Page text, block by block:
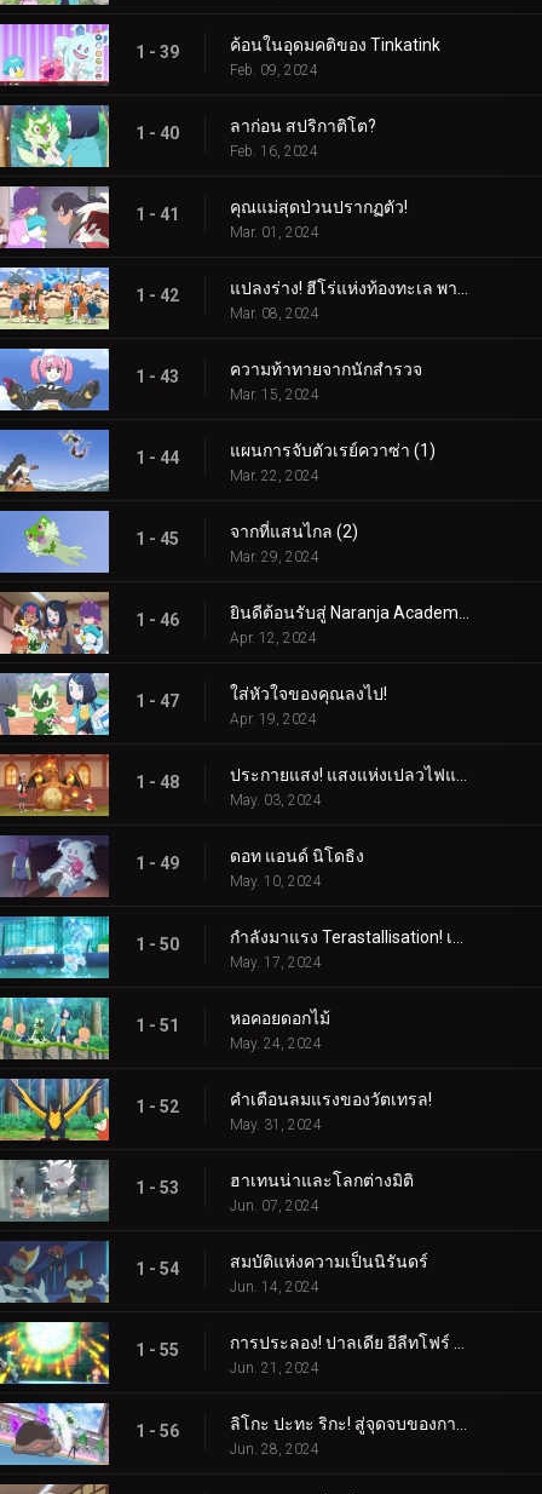
1 - 39 ค้อนในอุดมคติของ Tinkatink
Feb. 09, 2024
1 - 40 ลาก่อน สปริกาติโต?
Feb. 16, 2024
1 - 41 คุณแม่สุดป่วนปรากฏตัว!
Mar. 01, 2024
1 - 42
Mar. 08, 2024
1 - 43 ความท้าทายจากนักสำรวจ
Mar. 15, 2024
1 - 44 แผนการจับตัวเรย์ควาซ่า (1)
Mar. 22, 2024
1 - 45 จากที่แสนไกล (2)
Mar. 29, 2024
1 - 46
Apr. 12, 2024
1 - 47 ใส่หัวใจของคุณลงไป!
Apr. 19, 2024
1 - 48
May. 03, 2024
1 - 49 ดอท แอนด์ นิโดธิง
May. 10, 2024
1 - 50
May. 17, 2024
1 - 51 หอคอยดอกไม้
May. 24, 2024
1 - 52 คำเตือนลมแรงของวัตเทรล!
May. 31, 2024
1 - 53 ฮาเทนน่าและโลกต่างมิติ
Jun. 07, 2024
1 - 54 สมบัติแห่งความเป็นนิรันดร์
Jun. 14, 2024
1 - 55
Jun. 21, 2024
1 - 56
Jun. 28, 2024